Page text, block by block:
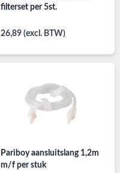
filterset per 5st.
26,89 (excl. BTW)
Pariboy aansluitslang 1,2m
m/f per stuk